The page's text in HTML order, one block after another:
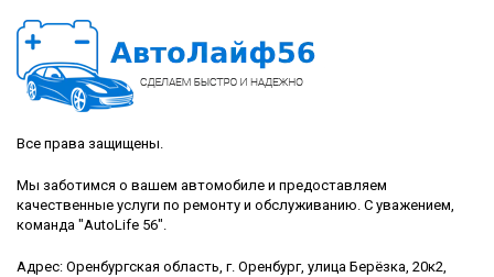
Все права защищены.
Мы заботимся о вашем автомобиле и предоставляем
качественные услуги по ремонту и обслуживанию. С уважением,
команда "AutoLife 56".
Адрес: Оренбургская область, г. Оренбург, улица Берёзка, 20к2,